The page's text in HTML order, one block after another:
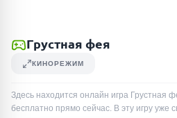
Грустная фея
КИНОРЕЖИМ
Здесь находится онлайн игра Грустная
бесплатно прямо сейчас. В эту игру уже